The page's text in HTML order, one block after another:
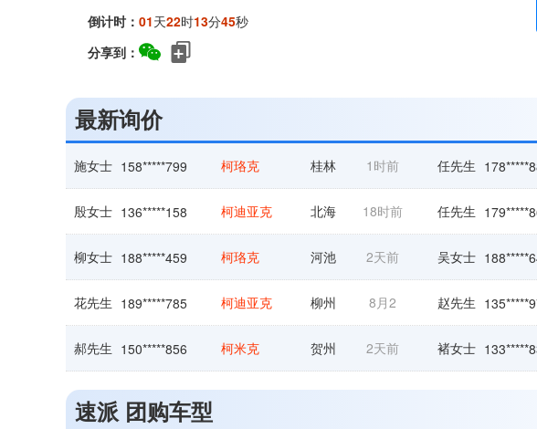
倒计时： 01天22时13分45秒
分享到：
最新询价
施女士 158*****799 柯珞克 桂林 1时前 任先生
殷女士 136*****158 柯迪亚克 北海 18时前 任先生
柳女士 188*****459 柯珞克 河池 2天前 吴女士
花先生 189*****785 柯迪亚克 柳州 8月2 赵先生
郝先生 150*****856 柯米克 贺州 2天前 褚女士
汤女士 179*****518 速派
速派 团购车型